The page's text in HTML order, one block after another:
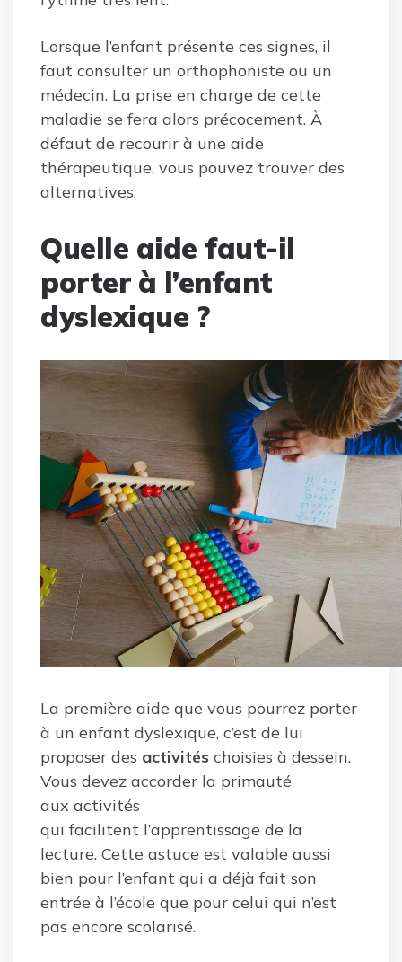
Lorsque l’enfant présente ces signes, il
faut consulter un orthophoniste ou un
médecin. La prise en charge de cette
maladie se fera alors précocement. À
défaut de recourir à une aide
thérapeutique, vous pouvez trouver des
alternatives.
Quelle aide faut-il
porter à l’enfant
dyslexique ?
La première aide que vous pourrez porter
à un enfant dyslexique, c’est de lui
proposer des activités choisies à dessein.
Vous devez accorder la primauté
aux activités
qui facilitent l’apprentissage de la
lecture. Cette astuce est valable aussi
bien pour l’enfant qui a déjà fait son
entrée à l’école que pour celui qui n’est
pas encore scolarisé.